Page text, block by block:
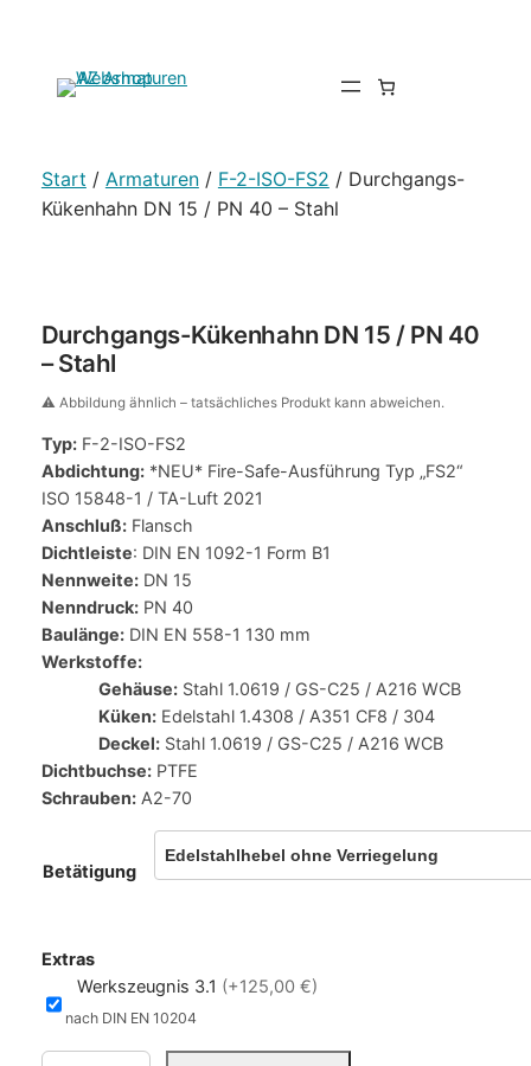
Start / Armaturen/ F-2-ISO-FS2 / Durchgangs-
Kükenhahn DN 15 / PN 40 – Stahl
Durchgangs-Kükenhahn DN 15 / PN 40
– Stahl
⚠️ Abbildung ähnlich – tatsächliches Produkt kann abweichen.
Typ:F-2-ISO-FS2
Abdichtung:*NEU* Fire-Safe-Ausführung Typ „FS2“
ISO 15848-1 / TA-Luft 2021
Anschluß:Flansch
Dichtleiste: DIN EN 1092-1 Form B1
Nennweite:DN 15
Nenndruck:PN 40
Baulänge:DIN EN 558-1 130 mm
Werkstoffe:
Gehäuse:Stahl 1.0619 / GS-C25 / A216 WCB
Küken:Edelstahl 1.4308 / A351 CF8 / 304
Deckel:Stahl 1.0619 / GS-C25 / A216 WCB
Dichtbuchse:PTFE
Schrauben:A2-70
Betätigung
Extras
Werkszeugnis 3.1 (+125,00 €)
nach DIN EN 10204